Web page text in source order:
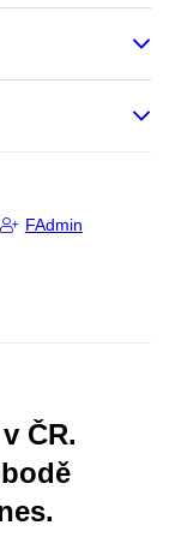
FAdmin
ČR.